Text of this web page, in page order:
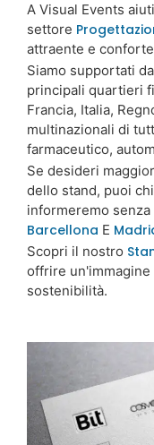
A Visual Events
settore
attraente e
Siamo supportati
principali quartieri
Francia, Italia,
multinazionali di
farmaceutico,
Se desideri
dello stand, puoi
informeremo
Barcellona E
Scopri il nostro
offrire un'immagine
sostenibilità.